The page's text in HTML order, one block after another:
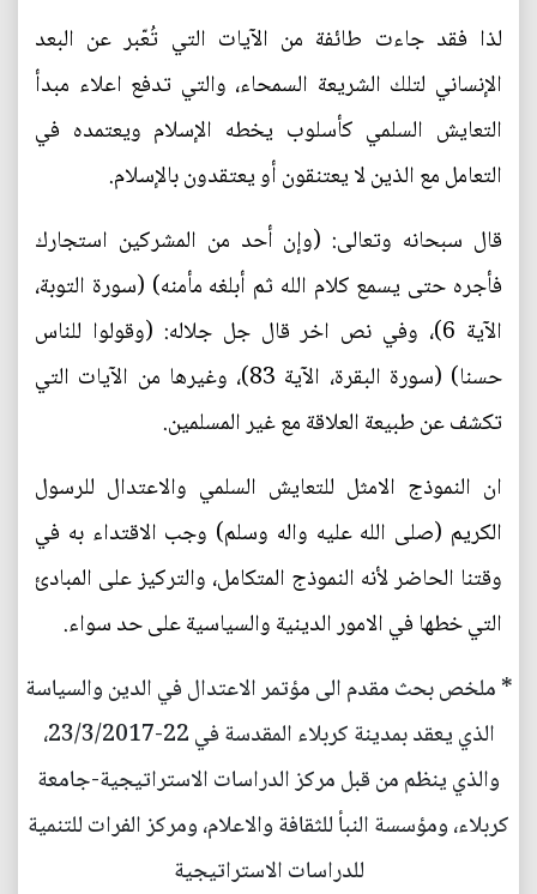
لذا فقد جاءت طائفة من الآيات التي تُعّبر عن البعد
الإنساني لتلك الشريعة السمحاء، والتي تدفع اعلاء مبدأ
التعايش السلمي كأسلوب يخطه الإسلام ويعتمده في
التعامل مع الذين لا يعتنقون أو يعتقدون بالإسلام.
قال سبحانه وتعالى: (وإن أحد من المشركين استجارك
فأجره حتى يسمع كلام الله ثم أبلغه مأمنه) (سورة التوبة،
الآية 6)، وفي نص اخر قال جل جلاله: (وقولوا للناس
حسنا) (سورة البقرة، الآية 83)، وغيرها من الآيات التي
تكشف عن طبيعة العلاقة مع غير المسلمين.
ان النموذج الامثل للتعايش السلمي والاعتدال للرسول
الكريم (صلى الله عليه واله وسلم) وجب الاقتداء به في
وقتنا الحاضر لأنه النموذج المتكامل، والتركيز على المبادئ
التي خطها في الامور الدينية والسياسية على حد سواء.
* ملخص بحث مقدم الى مؤتمر الاعتدال في الدين والسياسة
الذي يعقد بمدينة كربلاء المقدسة في 22-23/3/2017،
والذي ينظم من قبل مركز الدراسات الاستراتيجية-جامعة
كربلاء، ومؤسسة النبأ للثقافة والاعلام، ومركز الفرات للتنمية
للدراسات الاستراتيجية